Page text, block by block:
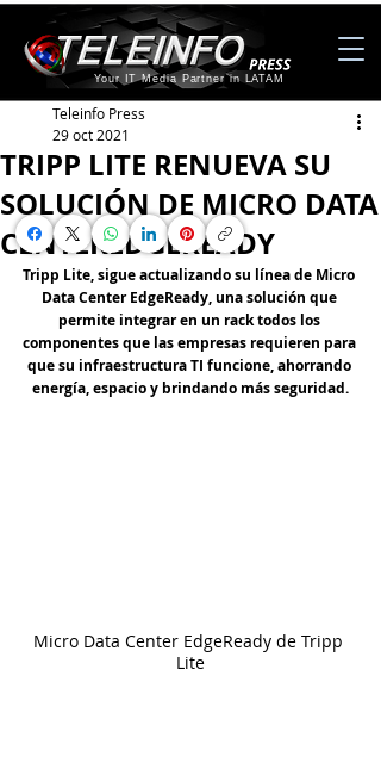
Your IT Media Partner in LATAM
TRIPP LITE RENUEVA SU
SOLUCIÓN DE MICRO DATA
CENTEREDGEREADY
Teleinfo Press
29 oct 2021
Tripp Lite, sigue actualizando su línea de Micro
Data Center EdgeReady, una solución que
permite integrar en un rack todos los
componentes que las empresas requieren para
que su infraestructura TI funcione, ahorrando
energía, espacio y brindando más seguridad.
Micro Data Center EdgeReady de Tripp
Lite